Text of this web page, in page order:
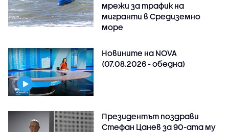
мрежи за трафик на
мигранти в Средиземно
море
Новините на NOVA
(07.08.2026 - обедна)
Президентът поздрави
Стефан Цанев за 90-ата му